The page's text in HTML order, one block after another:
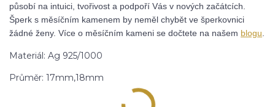
působí na intuici, tvořivost a podpoří Vás v nových začátcích.
Šperk s měsíčním kamenem by neměl chybět ve šperkovnici
žádné ženy. Více o měsíčním kameni se dočtete na našem blogu
Materiál: Ag 925/1000
Průměr: 17mm,18mm